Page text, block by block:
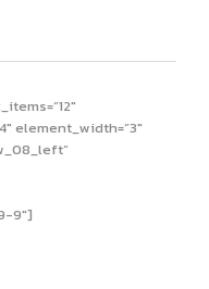
element_width=”3″
9″]